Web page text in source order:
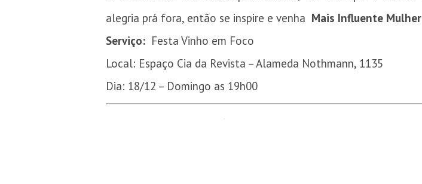
alegria prá fora, então se inspire e venha Mais Influente Mulher
Serviço: Festa Vinho em Foco
Local: Espaço Cia da Revista – Alameda Nothmann, 1135
Dia: 18/12 – Domingo as 19h00